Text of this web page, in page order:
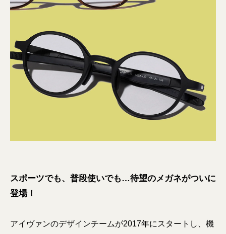
スポーツでも、普段使いでも…待望のメガネがついに
登場！
アイヴァンのデザインチームが2017年にスタートし、機